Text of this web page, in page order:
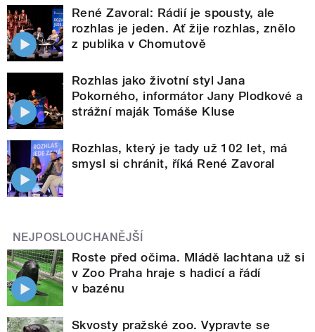
René Zavoral: Rádií je spousty, ale
rozhlas je jeden. Ať žije rozhlas, znělo
z publika v Chomutově
Rozhlas jako životní styl Jana
Pokorného, informátor Jany Plodkové a
strážní maják Tomáše Kluse
Rozhlas, který je tady už 102 let, má
smysl si chránit, říká René Zavoral
NEJPOSLOUCHANĚJŠÍ
Roste před očima. Mládě lachtana už si
v Zoo Praha hraje s hadicí a řádí
v bazénu
Skvosty pražské zoo. Vypravte se